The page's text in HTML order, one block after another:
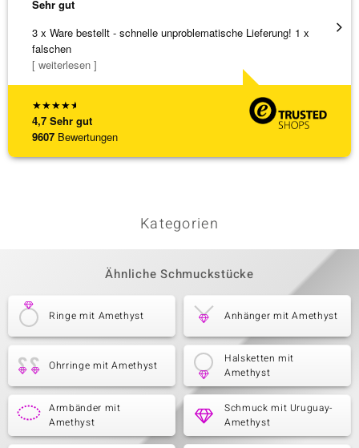
★★★★★
4,7 Sehr gut
9607 Bewertungen
Sehr gut
3 x Ware bestellt - schnelle unproblematische Lieferung! 1 x
falschen
[ weiterlesen ]
Kategorien
Ähnliche Schmuckstücke
Ringe mit Amethyst Anhänger mit Amethyst
Ohrringe mit Amethyst
Halsketten mit
Amethyst
Armbänder mit
Amethyst
Schmuck mit Uruguay-
Amethyst